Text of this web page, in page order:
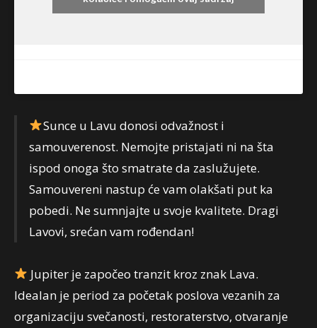
Sunce u Lavu donosi odvažnost i
samouverenost. Nemojte pristajati ni na šta
ispod onoga što smatrate da zaslužujete.
Samouvereni nastup će vam olakšati put ka
pobedi. Ne sumnjajte u svoje kvalitete. Dragi
Lavovi, srećan vam rođendan!
Jupiter je započeo tranzit kroz znak Lava.
Idealan je period za početak poslova vezanih za
organizaciju svečanosti, restoraterstvo, otvaranje